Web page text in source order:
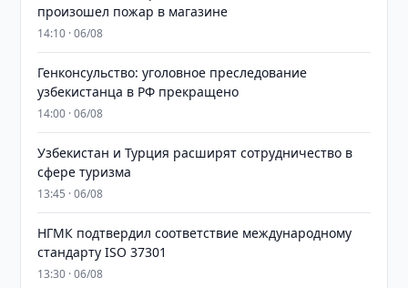
произошел пожар в магазине
14:10 · 06/08
Генконсульство: уголовное преследование
узбекистанца в РФ прекращено
14:00 · 06/08
Узбекистан и Турция расширят сотрудничество в
сфере туризма
13:45 · 06/08
НГМК подтвердил соответствие международному
стандарту ISO 37301
13:30 · 06/08